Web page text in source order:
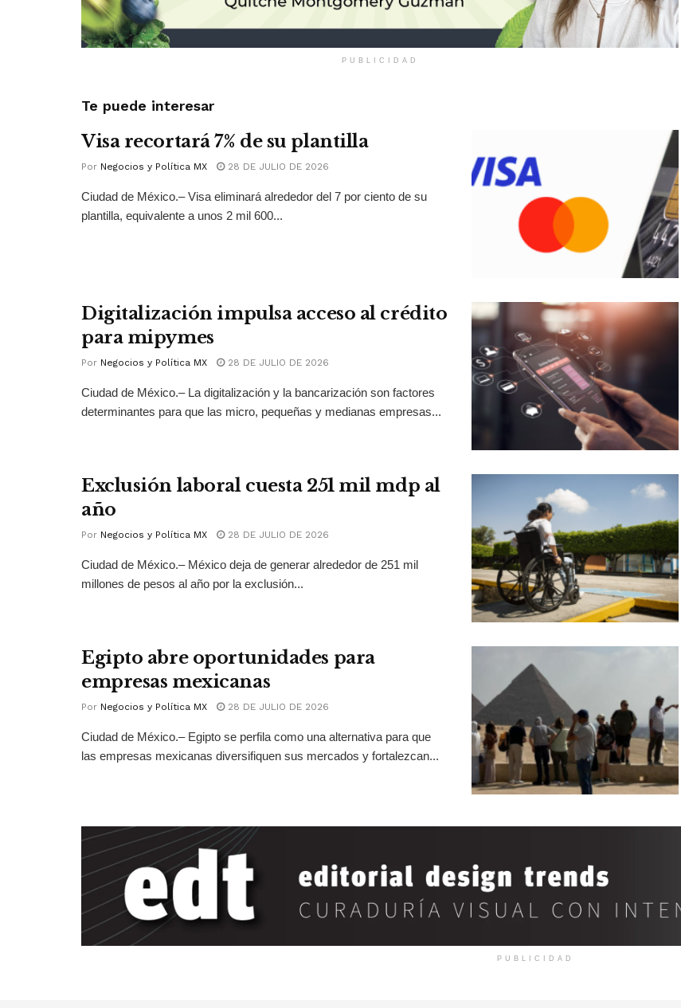
PUBLICIDAD
Te puede interesar
Visa recortará 7% de su plantilla
Por Negocios y Política MX 28 DE JULIO DE 2026
Ciudad de México.– Visa eliminará alrededor del 7 por ciento de su
plantilla, equivalente a unos 2 mil 600...
Digitalización impulsa acceso al crédito
para mipymes
Por Negocios y Política MX 28 DE JULIO DE 2026
Ciudad de México.– La digitalización y la bancarización son factores
determinantes para que las micro, pequeñas y medianas empresas...
Exclusión laboral cuesta 251 mil mdp al
año
Por Negocios y Política MX 28 DE JULIO DE 2026
Ciudad de México.– México deja de generar alrededor de 251 mil
millones de pesos al año por la exclusión...
Egipto abre oportunidades para
empresas mexicanas
Por Negocios y Política MX 28 DE JULIO DE 2026
Ciudad de México.– Egipto se perfila como una alternativa para que
las empresas mexicanas diversifiquen sus mercados y fortalezcan...
PUBLICIDAD